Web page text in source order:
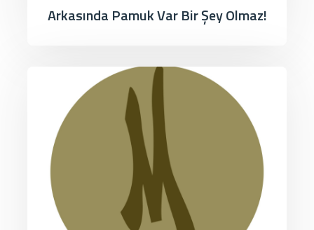
Arkasında Pamuk Var Bir Şey Olmaz!